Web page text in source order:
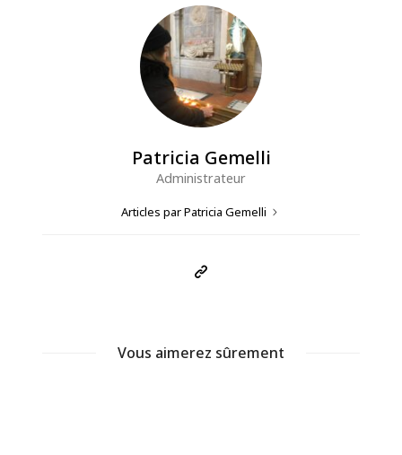
Patricia Gemelli
Administrateur
Articles par Patricia Gemelli
Vous aimerez sûrement